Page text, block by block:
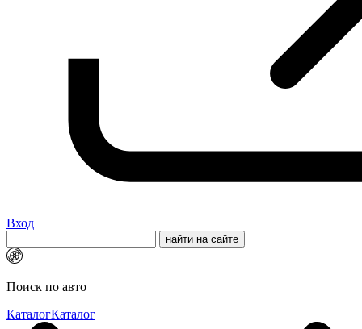
Вход
Поиск по авто
КаталогКаталог